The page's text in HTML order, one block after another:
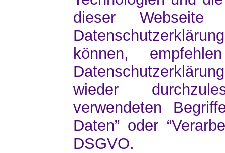
dieser Webseite
können,
wieder
verwendeten
Daten” oder
DSGVO.